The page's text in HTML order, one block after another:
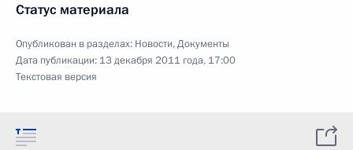
Статус материала
Опубликован в разделах: Новости,Документы
Дата публикации: 13 декабря 2011 года, 17:00
Текстовая версия